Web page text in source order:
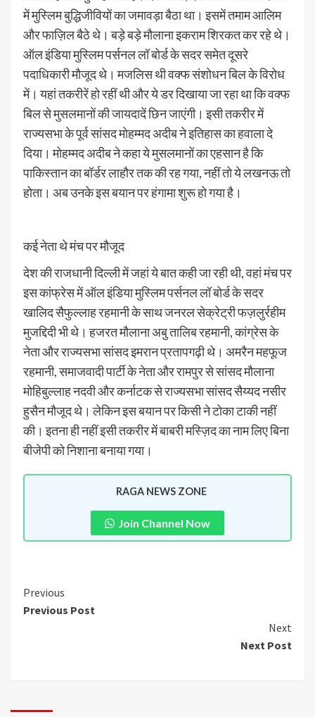
में मुस्लिम बुद्धिजीवियों का जमावड़ा बैठा था। इसमें तमाम आलिम
और फाज़िल बैठे थे। बड़े बड़े मौलाना इकराम शिरकत कर रहे थे।
ऑल इंडिया मुस्लिम पर्सनल लॉ बोर्ड के सदर समेत दूसरे
पदाधिकारी मौजूद थे। मजलिस थी वक्फ संशोधन बिल के विरोध
में। यहां तकरीरें हो रहीं थी और ये डर दिखाया जा रहा था कि वक्फ
बिल से मुसलमानों की जायदादें छिन जाएंगी। इसी तकरीर में
राज्यसभा के पूर्व सांसद मोहम्मद अदीब ने इतिहास का हवाला दे
दिया। मोहम्मद अदीब ने कहा ये मुसलमानों का एहसान है कि
पाकिस्तान का बॉर्डर लाहौर तक की रह गया, नहीं तो ये लखनऊ तो
होता। अब उनके इस बयान पर हंगामा शुरू हो गया है।
कई नेता थे मंच पर मौजूद
देश की राजधानी दिल्ली में जहां ये बात कही जा रही थी, वहां मंच पर
इस कांफ्रेस में ऑल इंडिया मुस्लिम पर्सनल लॉ बोर्ड के सदर
खालिद सैफुल्लाह रहमानी के साथ जनरल सेक्रेट्री फज़लुर्रहीम
मुजद्दिदी भी थे। हजरत मौलाना अबु तालिब रहमानी, कांग्रेस के
नेता और राज्यसभा सांसद इमरान प्रतापगढ़ी थे। अमरैन महफूज
रहमानी, समाजवादी पार्टी के नेता और रामपुर से सांसद मौलाना
मोहिबुल्लाह नदवी और कर्नाटक से राज्यसभा सांसद सैय्यद नसीर
हुसैन मौजूद थे। लेकिन इस बयान पर किसी ने टोका टाकी नहीं
की। इतना ही नहीं इसी तकरीर में बाबरी मस्ज़िद का नाम लिए बिना
बीजेपी को निशाना बनाया गया।
RAGA NEWS ZONE
Join Channel Now
Previous
Previous Post
Next
Next Post